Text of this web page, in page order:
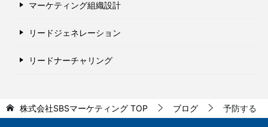
マーケティング組織設計
リードジェネレーション
リードナーチャリング
株式会社SBSマーケティング TOP ブログ 予防する